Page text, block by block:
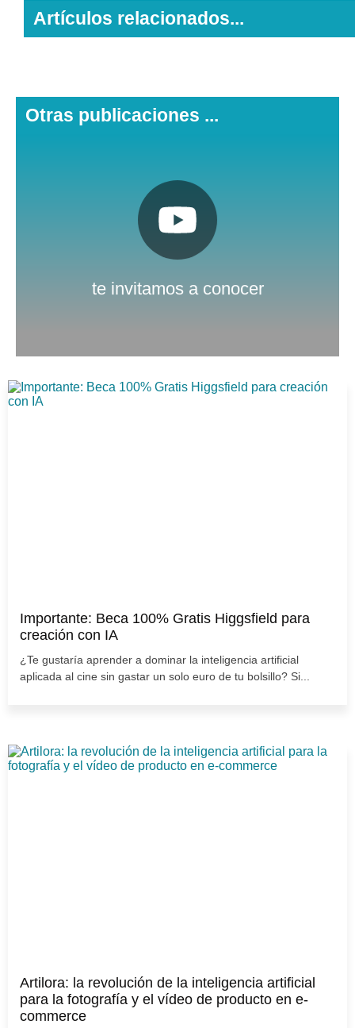
Artículos relacionados...
Otras publicaciones ...
te invitamos a conocer
Pulsa aquí
Importante: Beca 100% Gratis Higgsfield para
creación con IA
¿Te gustaría aprender a dominar la inteligencia artificial
aplicada al cine sin gastar un solo euro de tu bolsillo? Si...
Artilora: la revolución de la inteligencia artificial
para la fotografía y el vídeo de producto en e-
commerce